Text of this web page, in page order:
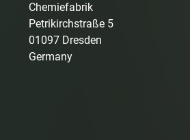
Chemiefabrik
Petrikirchstraße 5
01097 Dresden
Germany